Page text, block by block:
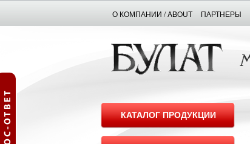
О КОМПАНИИ / ABOUT ПАРТНЕРЫ
КАТАЛОГ ПРОДУКЦИИ